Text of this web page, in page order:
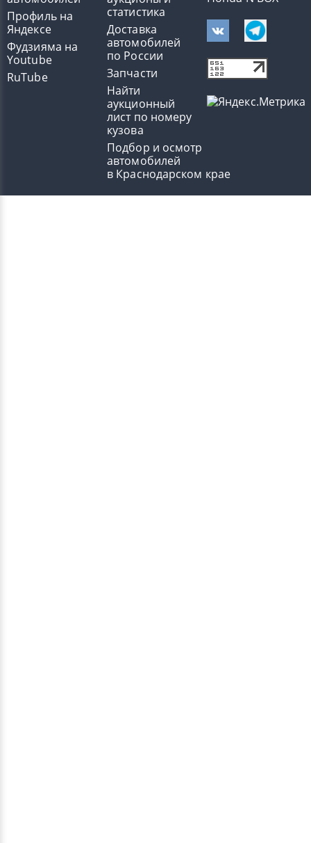
Профиль на
Яндексе
Фудзияма на
Youtube
RuTube
статистика
Доставка
автомобилей
по России
Запчасти
Найти
аукционный
лист по номеру
кузова
Подбор и осмотр
автомобилей
в Краснодарском крае